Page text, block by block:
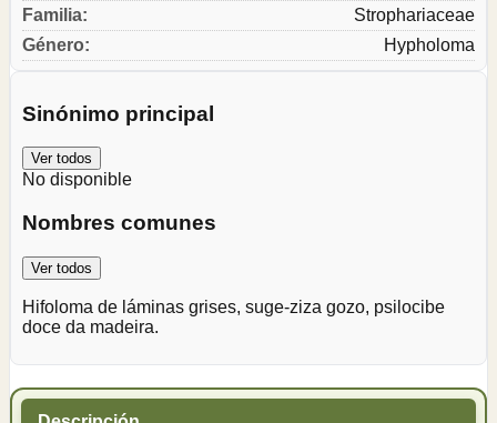
Familia:
Strophariaceae
Género: Hypholoma
Sinónimo principal
Ver todos
No disponible
Nombres comunes
Ver todos
Hifoloma de láminas grises, suge-ziza gozo, psilocibe
doce da madeira.